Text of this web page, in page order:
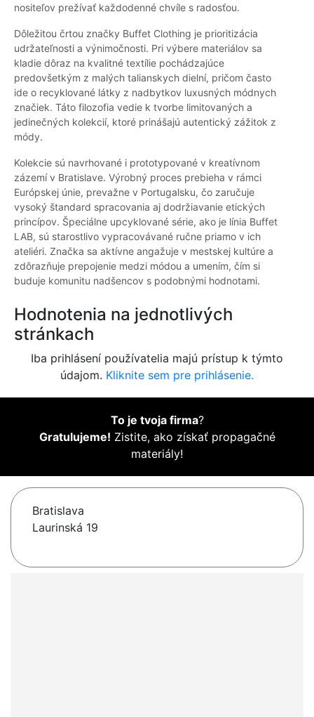
nositeľov prežívať každodenné chvíle s radosťou.
Dôležitou črtou značky Buffet Clothing je prioritizácia
udržateľnosti a výnimočnosti. Pri výbere materiálov sa
kladie dôraz na kvalitné textílie pochádzajúce
predovšetkým z malých talianskych dielní, pričom často
ide o recyklované látky z nadbytkov luxusných módnych
značiek. Táto filozofia vedie k tvorbe limitovaných a
jedinečných kolekcií, ktoré prinášajú autentický zážitok z
módy.
Kolekcie sú navrhované i prototypované v kreatívnom
zázemí v Bratislave. Výrobný proces prebieha v rámci
Európskej únie, prevažne v Portugalsku, čo zaručuje
vysoký štandard spracovania aj dodržiavanie etických
princípov. Špeciálne upcyklované série, ako je línia Buffet
LAB, sú starostlivo vypracovávané ručne priamo v ich
ateliéri. Značka sa aktívne angažuje v mestskej kultúre a
zdôrazňuje prepojenie medzi módou a umením, čím si
buduje komunitu nadšencov s podobnými hodnotami.
Hodnotenia na jednotlivých
stránkach
Iba prihlásení používatelia majú prístup k týmto
údajom. Kliknite sem pre prihlásenie.
To je tvoja firma?
Gratulujeme! Zistite, ako získať propagačné
materiály!
Bratislava
Laurinská 19